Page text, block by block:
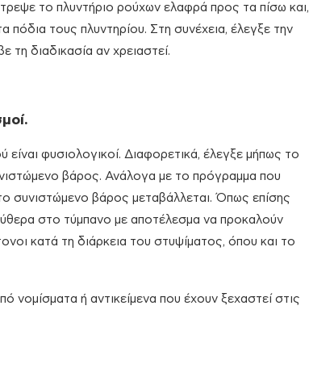
το πλυντήριο ρούχων ελαφρά προς τα πίσω και,
τους πλυντηρίου. Στη συνέχεια, έλεγξε την
τη διαδικασία αν χρειαστεί.
φυσιολογικοί. Διαφορετικά, έλεγξε μήπως το
βάρος. Ανάλογα με το πρόγραμμα που
συνιστώμενο βάρος μεταβάλλεται. Όπως επίσης
στο τύμπανο με αποτέλεσμα να προκαλούν
κατά τη διάρκεια του στυψίματος, όπου και το
νομίσματα ή αντικείμενα που έχουν ξεχαστεί στις